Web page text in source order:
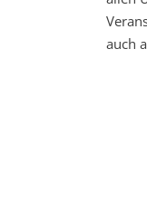
auch